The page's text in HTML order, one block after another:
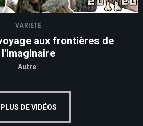
VARIÉTÉ
aux frontières de
l'imaginaire
Autre
PLUS DE VIDÉOS